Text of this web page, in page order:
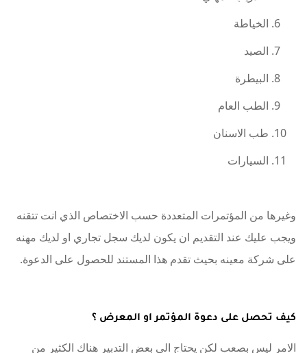
الخياطة
الصيد
البيطرة
الطب العام
طب الاسنان
السيارات
وغيرها من المؤتمرات المتعددة حسب الاختصاص الذي انت تتقنه
ويجب عليك عند التقديم ان يكون لديك سجل تجاري او لديك مهنه
على شركة معينه بحيث تقدم هذا المستند للحصول على الدعوة.
كيف تحصل على دعوة المؤتمر او المعرض ؟
الامر ليس بصعب لكن يحتاج الى بعض التدبير هناك الكثير من